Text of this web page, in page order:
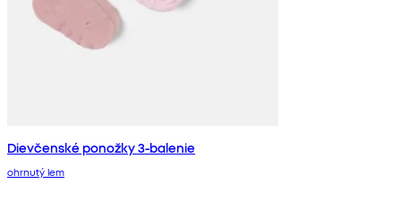
Dievčenské ponožky 3-balenie
ohrnutý lem